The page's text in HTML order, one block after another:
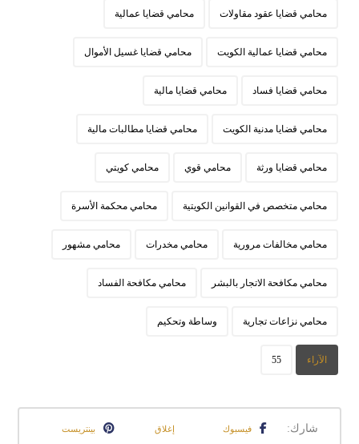
محامي قضايا عقود مقاولات محامي قضايا عمالية
محامي قضايا عمالية الكويت محامي قضايا غسيل الأموال
محامي قضايا فساد محامي قضايا مالية
محامي قضايا مدنية الكويت محامي قضايا مطالبات مالية
محامي قضايا ورثة محامي قوي محامي كويتي
محامي متخصص في القوانين الكويتية محامي محكمة الأسرة
محامي مخالفات مرورية محامي مخدرات محامي مشهور
محامي مكافحة الاتجار بالبشر محامي مكافحة الفساد
محامي نزاعات تجارية وساطة وتحكيم
الآراء 55
فيسبوك إغلاق بينتريست